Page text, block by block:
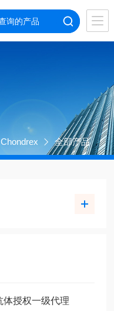
Chondrex 全部产品
体授权一级代理